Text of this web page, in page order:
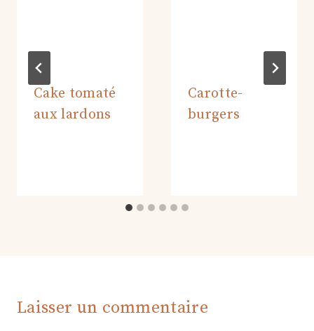
Cake tomaté
aux lardons
Carotte-
burgers
Laisser un commentaire